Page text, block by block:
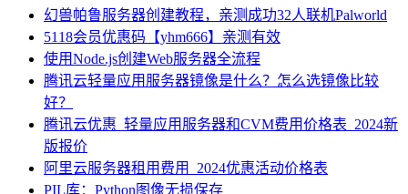
幻兽帕鲁服务器创建教程，亲测成功32人联机Palworld
5118会员优惠码【yhm666】亲测有效
使用Node.js创建Web服务器全流程
腾讯云轻量应用服务器镜像是什么？怎么选镜像比较
好？
腾讯云优惠_轻量应用服务器和CVM费用价格表_2024新
版报价
阿里云服务器租用费用_2024优惠活动价格表
PIL库：Python图像无损保存